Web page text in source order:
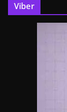
Viber